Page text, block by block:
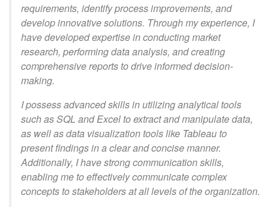
requirements, identify process improvements, and
develop innovative solutions. Through my experience, I
have developed expertise in conducting market
research, performing data analysis, and creating
comprehensive reports to drive informed decision-
making.
I possess advanced skills in utilizing analytical tools
such as SQL and Excel to extract and manipulate data,
as well as data visualization tools like Tableau to
present findings in a clear and concise manner.
Additionally, I have strong communication skills,
enabling me to effectively communicate complex
concepts to stakeholders at all levels of the organization.